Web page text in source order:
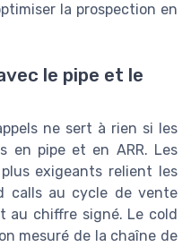
la prospection en
le pipe et le
ne sert à rien si les
en pipe et en ARR. Les
exigeants relient les
calls au cycle de vente
au chiffre signé. Le cold
mesuré de la chaîne de